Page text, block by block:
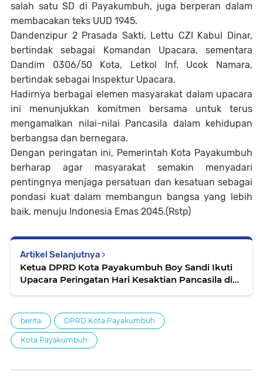
salah satu SD di Payakumbuh, juga berperan dalam
membacakan teks UUD 1945.
Dandenzipur 2 Prasada Sakti, Lettu CZI Kabul Dinar,
bertindak sebagai Komandan Upacara, sementara
Dandim 0306/50 Kota, Letkol Inf. Ucok Namara,
bertindak sebagai Inspektur Upacara.
Hadirnya berbagai elemen masyarakat dalam upacara
ini menunjukkan komitmen bersama untuk terus
mengamalkan nilai-nilai Pancasila dalam kehidupan
berbangsa dan bernegara.
Dengan peringatan ini, Pemerintah Kota Payakumbuh
berharap agar masyarakat semakin menyadari
pentingnya menjaga persatuan dan kesatuan sebagai
pondasi kuat dalam membangun bangsa yang lebih
baik, menuju Indonesia Emas 2045.(Rstp)
Artikel Selanjutnya
Ketua DPRD Kota Payakumbuh Boy Sandi Ikuti
Upacara Peringatan Hari Kesaktian Pancasila di
berita DPRD Kota Payakumbuh
Kota Payakumbuh